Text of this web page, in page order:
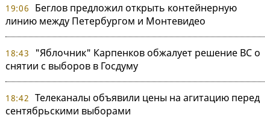
19:06
Беглов предложил открыть контейнерную
линию между Петербургом и Монтевидео
18:43
"Яблочник" Карпенков обжалует решение ВС о
снятии с выборов в Госдуму
18:42 Телеканалы объявили цены на агитацию перед
сентябрьскими выборами